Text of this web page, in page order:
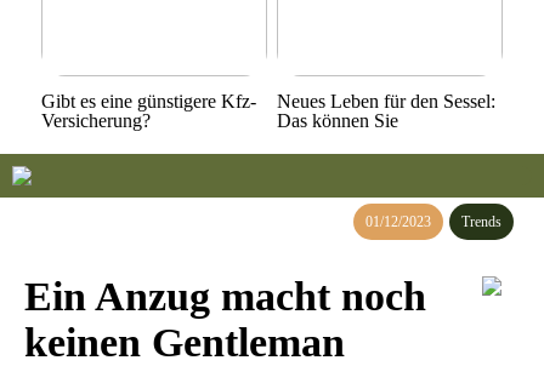
Gibt es eine günstigere Kfz-
Versicherung?
Neues Leben für den Sessel:
Das können Sie
01/12/2023 Trends
Ein Anzug macht noch
keinen Gentleman